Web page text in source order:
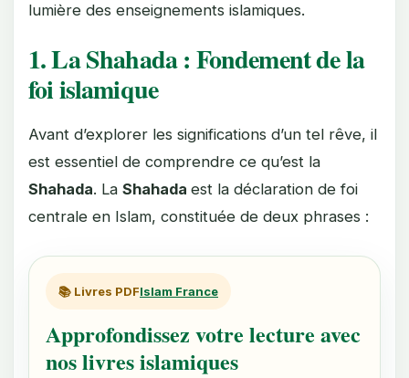
lumière des enseignements islamiques.
1. La Shahada : Fondement de la
foi islamique
Avant d’explorer les significations d’un tel rêve, il
est essentiel de comprendre ce qu’est la
Shahada. La Shahada est la déclaration de foi
centrale en Islam, constituée de deux phrases :
📚 Livres PDFIslam France
Approfondissez votre lecture avec
nos livres islamiques